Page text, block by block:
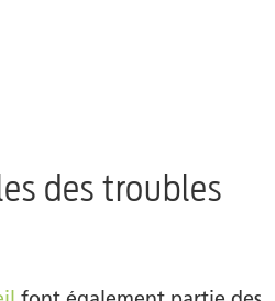
des troubles